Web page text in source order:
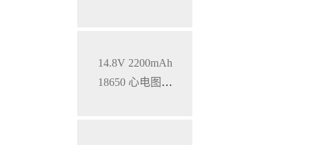
14.8V 2200mAh
18650 心电图机